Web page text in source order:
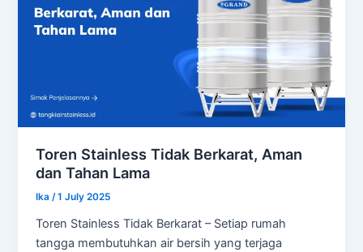
Toren Stainless Tidak Berkarat, Aman
dan Tahan Lama
Ika/1 July 2025
Toren Stainless Tidak Berkarat – Setiap rumah
tangga membutuhkan air bersih yang terjaga